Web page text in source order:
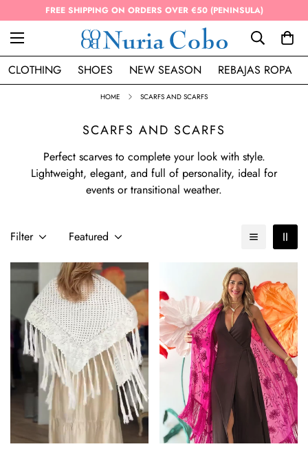
FREE SHIPPING ON ORDERS OVER €50 (PENINSULA)
CLOTHING SHOES NEW SEASON REBAJAS ROPA
HOME SCARFS AND SCARFS
SCARFS AND SCARFS
Perfect scarves to complete your look with style.
Lightweight, elegant, and full of personality, ideal for
events or transitional weather.
Filter Featured